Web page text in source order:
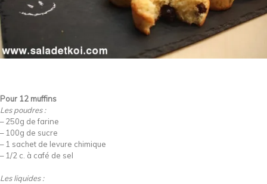
Pour 12 muffins
Les poudres :
– 250g de farine
– 100g de sucre
– 1 sachet de levure chimique
– 1/2 c. à café de sel
Les liquides :